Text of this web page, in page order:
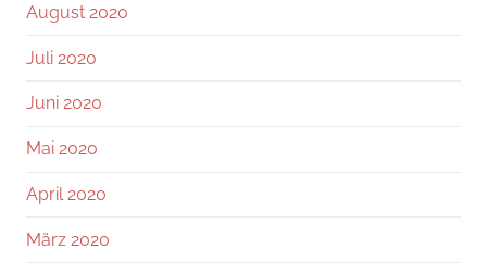
August 2020
Juli 2020
Juni 2020
Mai 2020
April 2020
März 2020